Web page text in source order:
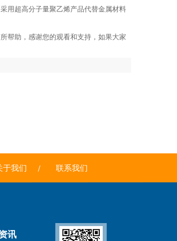
用超高分子量聚乙烯产品代替金属材料
帮助，感谢您的观看和支持，如果大家
于我们 联系我们
讯